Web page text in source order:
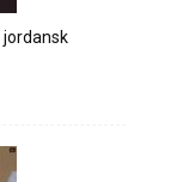
jordansk